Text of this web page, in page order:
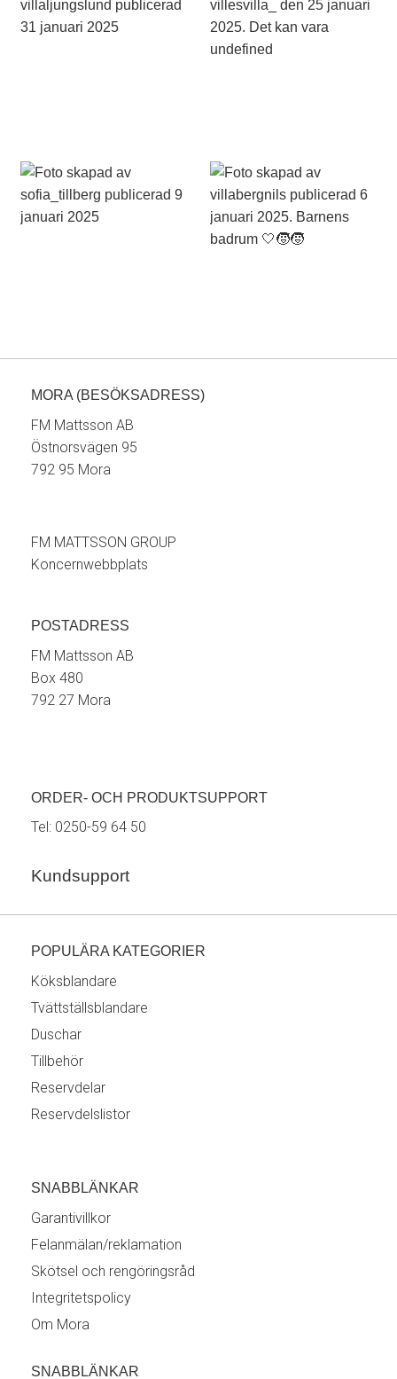
MORA (BESÖKSADRESS)
FM Mattsson AB
Östnorsvägen 95
792 95 Mora
FM MATTSSON GROUP
Koncernwebbplats
POSTADRESS
FM Mattsson AB
Box 480
792 27 Mora
ORDER- OCH PRODUKTSUPPORT
Tel: 0250-59 64 50
Kundsupport
POPULÄRA KATEGORIER
Köksblandare
Tvättställsblandare
Duschar
Tillbehör
Reservdelar
Reservdelslistor
SNABBLÄNKAR
Garantivillkor
Felanmälan/reklamation
Skötsel och rengöringsråd
Integritetspolicy
Om Mora
SNABBLÄNKAR